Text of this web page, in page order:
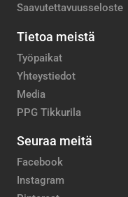
Saavutettavuusseloste
Tietoa meistä
Työpaikat
Yhteystiedot
Media
PPG Tikkurila
Seuraa meitä
Facebook
Instagram